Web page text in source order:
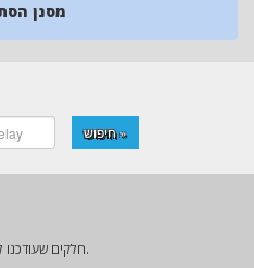
מסנן
חיפוש »
חלקים שעודכנו לאחרונה ומספרי מלאי לאומיים בקטלוג זה.